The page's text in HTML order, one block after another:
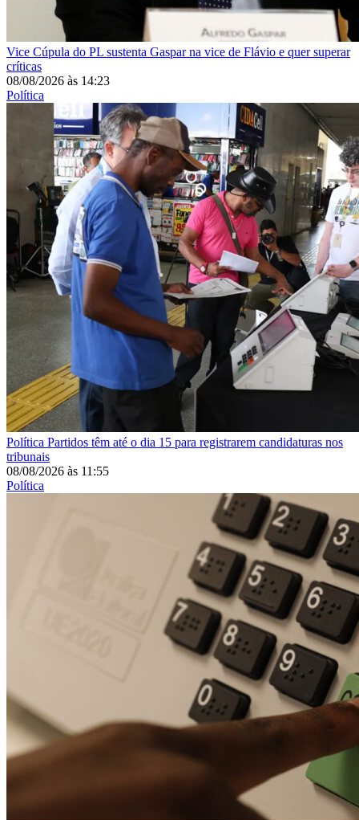
Vice Cúpula do PL sustenta Gaspar na vice de Flávio e quer superar
críticas
08/08/2026 às 14:23
Política
Política Partidos têm até o dia 15 para registrarem candidaturas nos
tribunais
08/08/2026 às 11:55
Política